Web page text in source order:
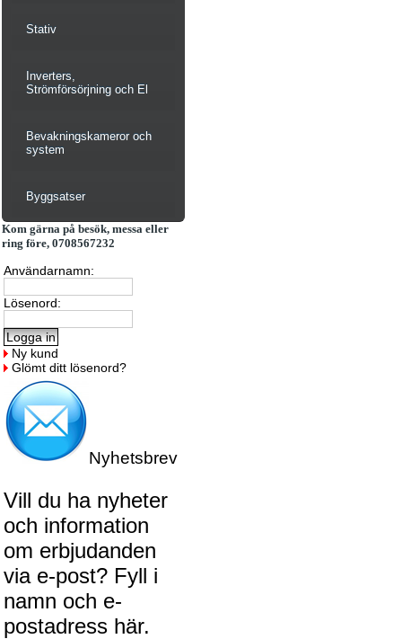
Stativ
Inverters,
Strömförsörjning och El
Bevakningskameror och
system
Byggsatser
Kom gärna på besök, messa eller
ring före, 0708567232
Användarnamn:
Lösenord:
Ny kund
Glömt ditt lösenord?
Nyhetsbrev
Vill du ha nyheter
och information
om erbjudanden
via e-post? Fyll i
namn och e-
postadress här.